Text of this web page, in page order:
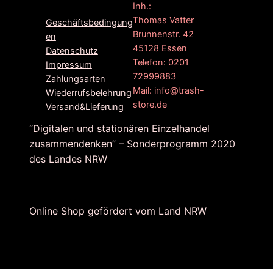
o
o
o
n
t
g
r
a
Geschäftsbedingung
en
Datenschutz
Impressum
Zahlungsarten
Wiederrufsbelehrung
Versand&Lieferung
Inh.:
Thomas Vatter
Brunnenstr. 42
45128 Essen
Telefon: 0201
72999883
Mail: info@trash-
store.de
“Digitalen und stationären Einzelhandel
zusammendenken” – Sonderprogramm 2020
des Landes NRW
Online Shop gefördert vom Land NRW